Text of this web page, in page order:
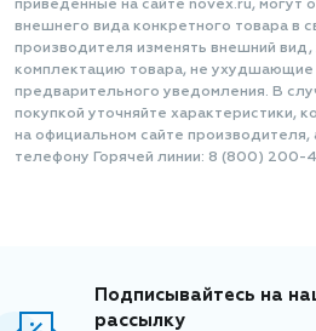
приведенные на сайте novex.ru, могут
внешнего вида конкретного товара в
производителя изменять внешний вид,
комплектацию товара, не ухудшающие
предварительного уведомления. В
покупкой уточняйте характеристики,
на официальном сайте производителя,
телефону Горячей линии: 8 (800) 200-
Подписывайтесь на
рассылку